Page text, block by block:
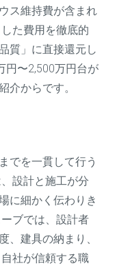
ス維持費が含まれ
た費用を徹底的
質」に直接還元し
円〜2,500万円台が
介からです。
でを一貫して行う
設計と施工が分
に細かく伝わりき
ブでは、設計者
、建具の納まり、
社が信頼する職